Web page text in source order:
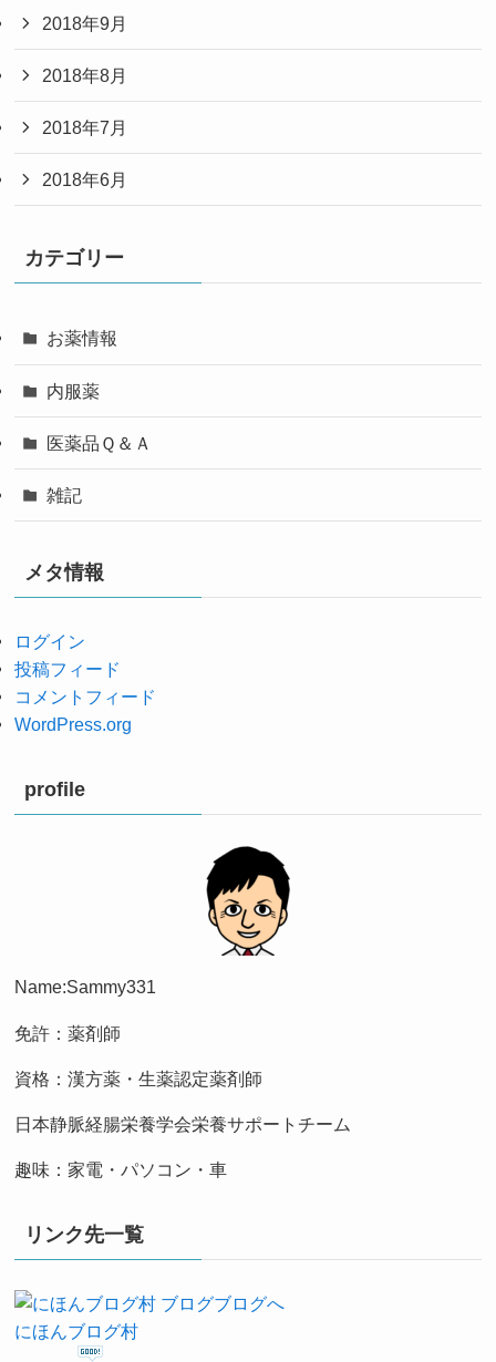
2018年9月
2018年8月
2018年7月
2018年6月
カテゴリー
お薬情報
内服薬
医薬品Ｑ＆Ａ
雑記
メタ情報
ログイン
投稿フィード
コメントフィード
WordPress.org
profile
Name:Sammy331
免許：薬剤師
資格：漢方薬・生薬認定薬剤師
日本静脈経腸栄養学会栄養サポートチーム
趣味：家電・パソコン・車
リンク先一覧
にほんブログ村